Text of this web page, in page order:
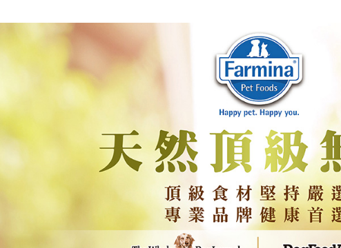
貨到付款
每筆NT$100，滿